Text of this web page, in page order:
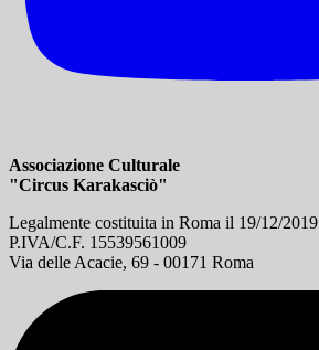
Associazione Culturale
"Circus Karakasciò"
Legalmente costituita in Roma il 19/12/2019
P.IVA/C.F. 15539561009
Via delle Acacie, 69 - 00171 Roma